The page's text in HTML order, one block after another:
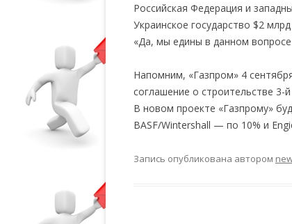
Российская Федерация и
Украинское государство $2
«Да, мы едины в данном
Напомним, «Газпром» 4
соглашение о строительстве 3-
В новом проекте «Газпрому»
BASF/Wintershall — по 10% и
Запись опубликована автором